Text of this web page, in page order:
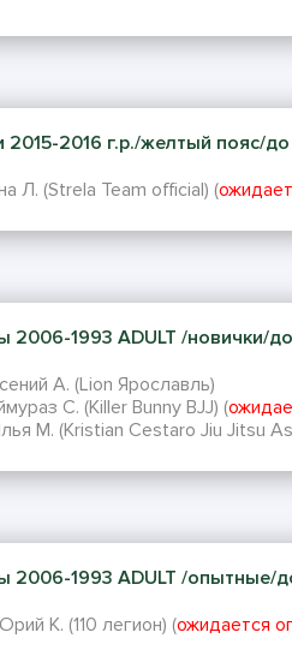
2015-2016 г.р./желтый пояс/до
Л. (Strela Team official) (
2006-1993 ADULT /новички/до
А. (Lion Ярославль)
С. (Killer Bunny BJJ) (
М. (Kristian Cestaro Jiu Jitsu
2006-1993 ADULT /опытные/
К. (110 легион) (ожидается